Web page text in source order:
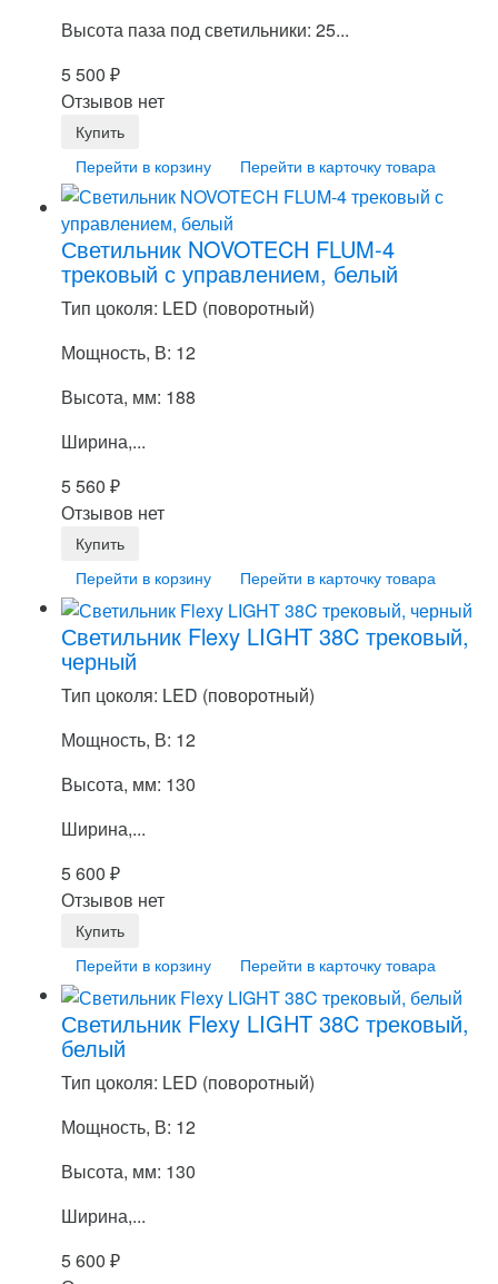
Высота паза под светильники: 25...
5 500 ₽
Отзывов нет
Перейти в корзину Перейти в карточку товара
Светильник NOVOTECH FLUM-4
трековый с управлением, белый
Тип цоколя: LED (поворотный)
Мощность, В: 12
Высота, мм: 188
Ширина,...
5 560 ₽
Отзывов нет
Перейти в корзину Перейти в карточку товара
Светильник Flexy LIGHT 38C трековый,
черный
Тип цоколя: LED (поворотный)
Мощность, В: 12
Высота, мм: 130
Ширина,...
5 600 ₽
Отзывов нет
Перейти в корзину Перейти в карточку товара
Светильник Flexy LIGHT 38C трековый,
белый
Тип цоколя: LED (поворотный)
Мощность, В: 12
Высота, мм: 130
Ширина,...
5 600 ₽